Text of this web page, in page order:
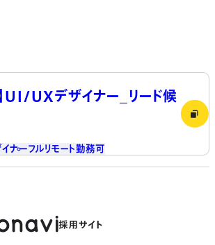
】UI/UXデザイナー_リード候
イナーフルリモート勤務可